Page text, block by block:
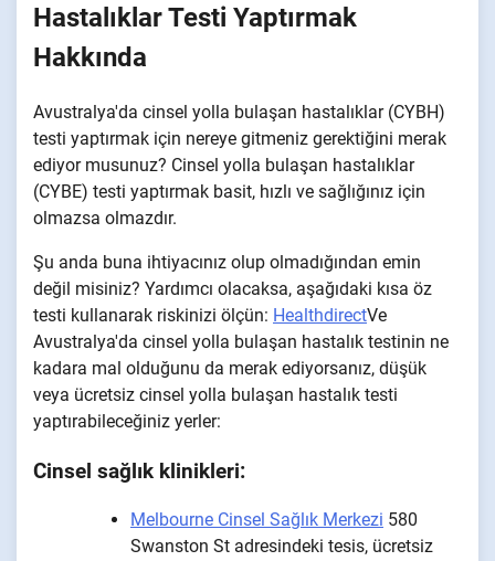
Hastalıklar Testi Yaptırmak
Hakkında
Avustralya'da cinsel yolla bulaşan hastalıklar (CYBH)
testi yaptırmak için nereye gitmeniz gerektiğini merak
ediyor musunuz? Cinsel yolla bulaşan hastalıklar
(CYBE) testi yaptırmak basit, hızlı ve sağlığınız için
olmazsa olmazdır.
Şu anda buna ihtiyacınız olup olmadığından emin
değil misiniz? Yardımcı olacaksa, aşağıdaki kısa öz
testi kullanarak riskinizi ölçün: HealthdirectVe
Avustralya'da cinsel yolla bulaşan hastalık testinin ne
kadara mal olduğunu da merak ediyorsanız, düşük
veya ücretsiz cinsel yolla bulaşan hastalık testi
yaptırabileceğiniz yerler:
Cinsel sağlık klinikleri:
Melbourne Cinsel Sağlık Merkezi 580
Swanston St adresindeki tesis, ücretsiz